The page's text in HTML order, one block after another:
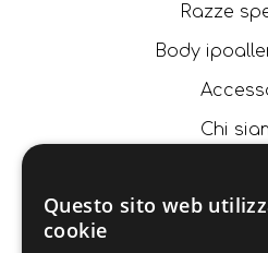
Razze
Body
Chi
News
Questo sito web
cookie